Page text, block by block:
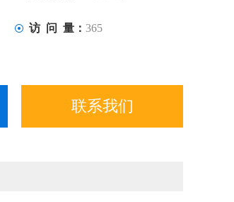
访 问 量： 365
联系我们